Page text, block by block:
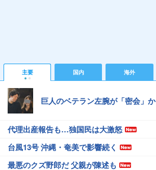
主要 国内 海外
巨人のベテラン左腕が「密会」か
代理出産報告も…独国民は大激怒
台風13号 沖縄・奄美で影響続く
最悪のクズ野郎だ 父親が陳述も